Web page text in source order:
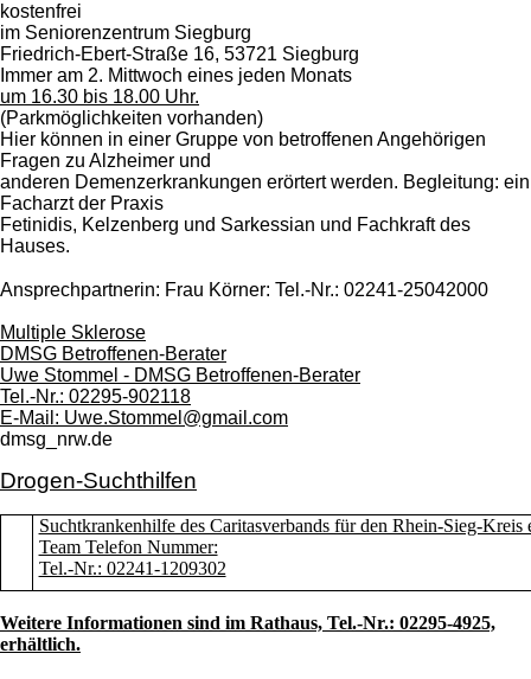
kostenfrei
im Seniorenzentrum Siegburg
Friedrich-Ebert-Straße 16, 53721 Siegburg
Immer am 2. Mittwoch eines jeden Monats
um 16.30 bis 18.00 Uhr.
(Parkmöglichkeiten vorhanden)
Hier können in einer Gruppe von betroffenen Angehörigen
Fragen zu Alzheimer und
anderen Demenzerkrankungen erörtert werden. Begleitung: ein
Facharzt der Praxis
Fetinidis, Kelzenberg und Sarkessian und Fachkraft des
Hauses.
Ansprechpartnerin: Frau Körner: Tel.-Nr.: 02241-25042000
Multiple Sklerose
DMSG Betroffenen-Berater
Uwe Stommel - DMSG Betroffenen-Berater
Tel.-Nr.: 02295-902118
E-Mail: Uwe.Stommel@gmail.com
dmsg_nrw.de
Drogen-Suchthilfen
Suchtkrankenhilfe des Caritasverbands für den Rhein-Sieg-Kreis
Team Telefon Nummer:
Tel.-Nr.: 02241-1209302
Weitere Informationen sind im Rathaus, Tel.-Nr.: 02295-4925,
erhältlich.